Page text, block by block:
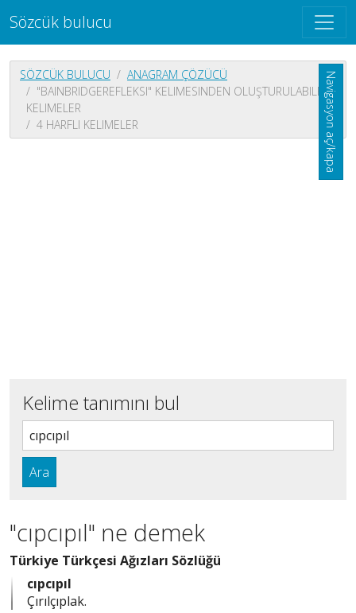
Sözcük bulucu
Navigasyon aç/kapa
SÖZCÜK BULUCU
ANAGRAM ÇÖZÜCÜ
"BAINBRIDGEREFLEKSI" KELIMESINDEN OLUŞTURULABILEN
KELIMELER
4 HARFLI KELIMELER
Kelime tanımını bul
Ara
"cıpcıpıl" ne demek
Türkiye Türkçesi Ağızları Sözlüğü
cıpcıpıl
Çırılçıplak.